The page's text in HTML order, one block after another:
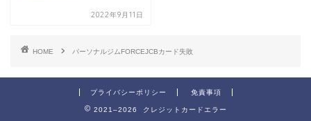
2022年9月11日
HOME パーソナルジムFORCEJCBカード失敗
プライバシーポリシー 免責事項
2021–2026 クレジットカードエラー